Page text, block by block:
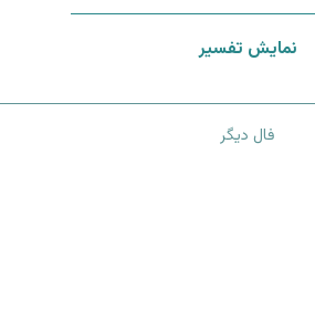
نمایش تفسیر
فال دیگر